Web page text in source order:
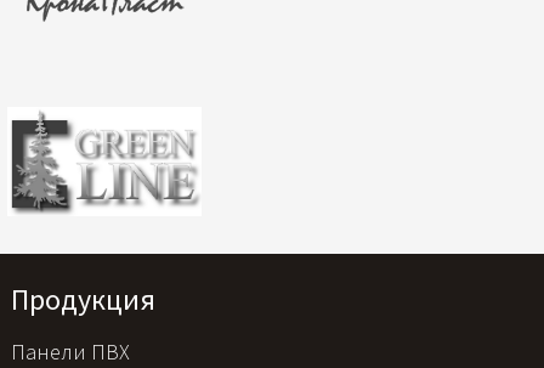
Продукция
Панели ПВХ